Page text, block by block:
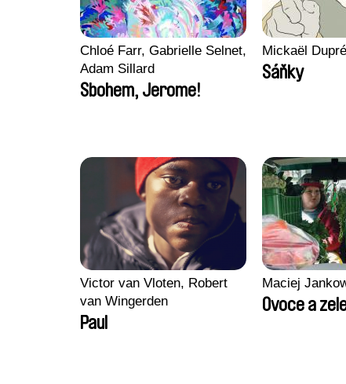
Chloé Farr, Gabrielle Selnet,
Adam Sillard
Sbohem, Jerome!
Mickaël Dupré
Sáňky
Victor van Vloten, Robert
van Wingerden
Paul
Maciej
Ovoce a